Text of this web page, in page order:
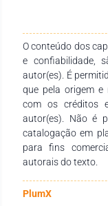
transparencia y
implicancias
fortalecer
fundamento
que articulen
organizacionales
investigación
O conteúdo dos
e confiabilidade,
autor(es). É
que pela origem e
com os créditos
autor(es). Não é
catalogação em
para fins
autorais do texto.
PlumX